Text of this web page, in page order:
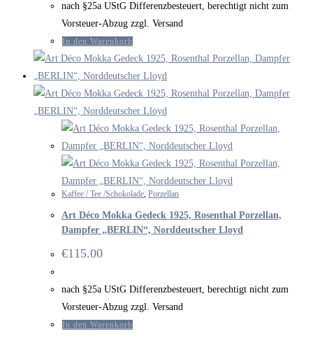
nach §25a UStG Differenzbesteuert, berechtigt nicht zum
Vorsteuer-Abzug zzgl. Versand
In den Warenkorb
Kaffee / Tee /Schokolade, Porzellan
Art Déco Mokka Gedeck 1925, Rosenthal Porzellan,
Dampfer „BERLIN“, Norddeutscher Lloyd
€115.00
nach §25a UStG Differenzbesteuert, berechtigt nicht zum
Vorsteuer-Abzug zzgl. Versand
In den Warenkorb